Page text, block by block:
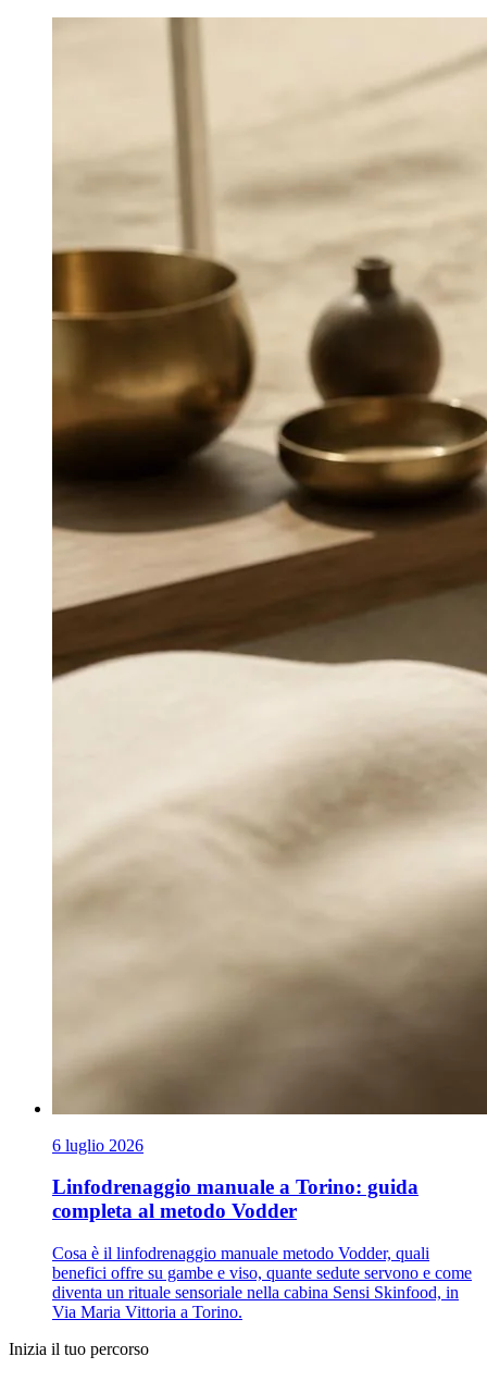
6 luglio 2026
Linfodrenaggio manuale a Torino: guida
completa al metodo Vodder
Cosa è il linfodrenaggio manuale metodo Vodder, quali
benefici offre su gambe e viso, quante sedute servono e come
diventa un rituale sensoriale nella cabina Sensi Skinfood, in
Via Maria Vittoria a Torino.
Inizia il tuo percorso